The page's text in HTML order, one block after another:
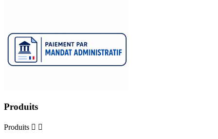
Produits
Produits  